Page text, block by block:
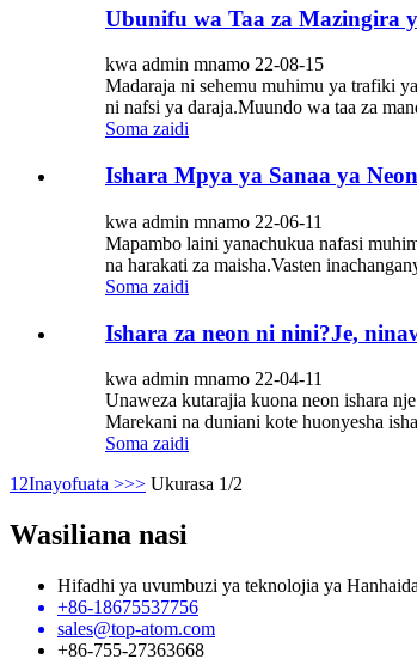
Ubunifu wa Taa za Mazingira
kwa admin mnamo 22-08-15
Madaraja ni sehemu muhimu ya trafiki
ni nafsi ya daraja.Muundo wa taa za
Soma zaidi
Ishara Mpya ya Sanaa ya
kwa admin mnamo 22-06-11
Mapambo laini yanachukua nafasi
na harakati za maisha.Vasten
Soma zaidi
Ishara za neon ni nini?Je,
kwa admin mnamo 22-04-11
Unaweza kutarajia kuona neon ishara
Marekani na duniani kote huonyesha
Soma zaidi
1 2Inayofuata >>> Ukurasa 1/2
Wasiliana nasi
Hifadhi ya uvumbuzi ya teknolojia ya
+86-18675537756
sales@top-atom.com
+86-755-27363668